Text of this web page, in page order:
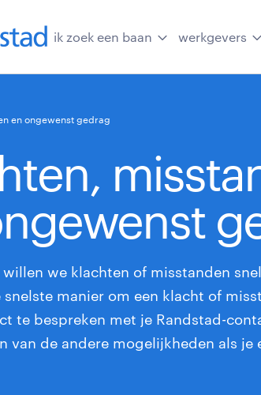
ik zoek een baan werkgevers
en ongewenst gedrag
willen we klachten of misstanden
snelste manier om een klacht of
te bespreken met je Randstad-
van de andere mogelijkheden als je